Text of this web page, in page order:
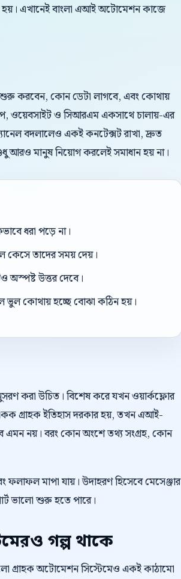
হয়। এখানেই বাংলা এআই অটোমেশন কাজে
শুরু করবেন, কোন ডেটা লাগবে, এবং কোথায়
ওয়েবসাইট ও সিআরএম একসাথে চালায়-এর
বদলালেও একই কনটেক্সট রাখা, দ্রুত
আরও মানুষ নিয়োগ করলেই সমাধান হয় না।
ধরা পড়ে না।
কেসে তাদের সময় দেয়।
অস্পষ্ট উত্তর দেবে।
ভুল কোথায় হচ্ছে বোঝা কঠিন হয়।
করা উচিত। বিশেষ করে যখন ওয়ার্কফ্লোর
গ্রাহক ইতিহাস দরকার হয়, তখন এআই-
এমন নয়। বরং কোন অংশে তথ্য সংগ্রহ, কোন
ফলাফল মাপা যায়। উদাহরণ হিসেবে মেসেঞ্জার
ভালো শুরু হতে পারে।
গল্প থাকে
গ্রাহক অটোমেশন সিস্টেমেও একই কাঠামো